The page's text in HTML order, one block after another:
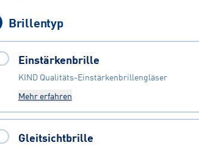
Brillentyp
Einstärkenbrille
KIND Qualitäts-Einstärkenbrillengläser
Mehr erfahren
Gleitsichtbrille